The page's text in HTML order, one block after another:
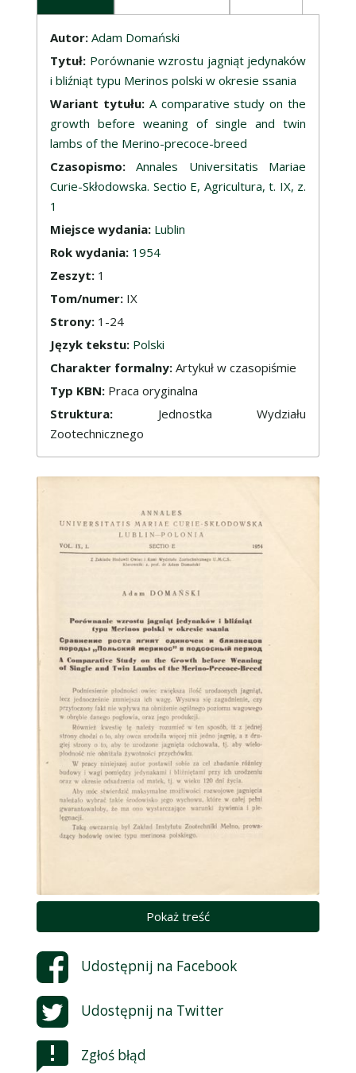
Opis
Autor: Adam Domański
Tytuł: Porównanie wzrostu jagniąt jedynaków
i bliźniąt typu Merinos polski w okresie ssania
Wariant tytułu: A comparative study on the
growth before weaning of single and twin
lambs of the Merino-precoce-breed
Czasopismo:Annales Universitatis Mariae
Curie-Skłodowska. Sectio E, Agricultura, t. IX, z.
1
Miejsce wydania: Lublin
Rok wydania: 1954
Zeszyt: 1
Tom/numer: IX
Strony: 1-24
Język tekstu: Polski
Charakter formalny: Artykuł w czasopiśmie
Typ KBN: Praca oryginalna
Struktura: Jednostka Wydziału
Zootechnicznego
Pokaż treść
Udostępnij na Facebook
Udostępnij na Twitter
Zgłoś błąd